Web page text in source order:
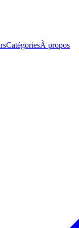
CatégoriesÀ propos